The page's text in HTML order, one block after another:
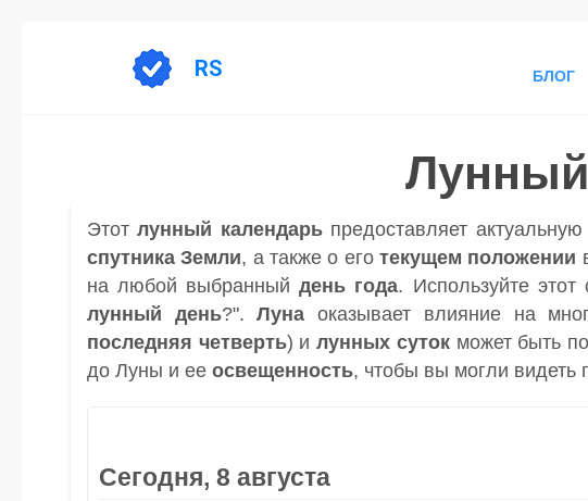
RS БЛОГ
Лунный
Этотлунный календарьпредоставляет актуальную
спутника Земли, а также о его текущем положении
на любой выбранныйдень года. Используйте
лунный день?".Луна оказывает влияние на
последняя четверть) илунных сутокможет быть
до Луны и ее освещенность, чтобы вы могли видеть
Сегодня, 8 августа